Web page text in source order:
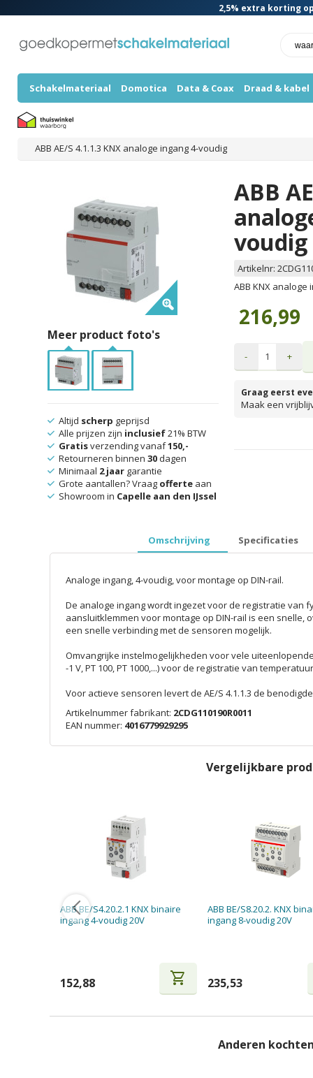
2,5% extra korting
Schakelmateriaal Domotica Data & Coax Draad & kabel
ABB AE/S 4.1.1.3 KNX analoge ingang 4-voudig
ABB
voudig
Artikelnr:
ABB KNX analoge
216,99
- +
Graag eerst
Maak een
Meer product foto's
Altijd scherp geprijsd
Alle prijzen zijn inclusief21% BTW
Gratisverzending vanaf150,-
Retourneren binnen 30dagen
Minimaal 2 jaargarantie
Grote aantallen? Vraag offerteaan
Showroom in Capelle aan den IJssel
Omschrijving Specificaties
Analoge ingang, 4-voudig, voor montage op DIN-rail.
De analoge ingang wordt ingezet voor de registratie van
aansluitklemmen voor montage op DIN-rail is een snelle,
een snelle verbinding met de sensoren mogelijk.
Omvangrijke instelmogelijkheden voor vele uiteenlopende
-1 V, PT 100, PT 1000,...) voor de registratie van
Voor actieve sensoren levert de AE/S 4.1.1.3 de
Artikelnummer fabrikant: 2CDG110190R0011
EAN nummer: 4016779929295
Vergelijkbare
ABB BE/S4.20.2.1 KNX binaire
ingang 4-voudig 20V
152,88 shopping_cart
ABB BE/S8.20.2. KNX
ingang 8-voudig 20V
235,53
Anderen